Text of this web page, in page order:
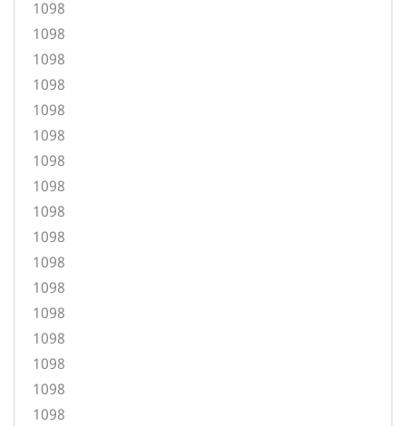
1098
1098
1098
1098
1098
1098
1098
1098
1098
1098
1098
1098
1098
1098
1098
1098
1098